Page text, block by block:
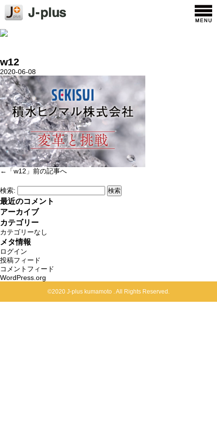
w12
2020-06-08
←「w12 」前の記事へ
検索:
最近のコメント
アーカイブ
カテゴリー
カテゴリーなし
メタ情報
ログイン
投稿フィード
コメントフィード
WordPress.org
©2020 J-plus kumamoto . All Rights Reserved.